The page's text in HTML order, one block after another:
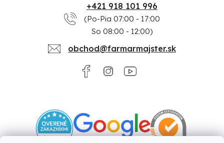
+421 918 101 996
(Po-Pia 07:00 - 17:00
So 08:00 - 12:00)
obchod@farmarmajster.sk